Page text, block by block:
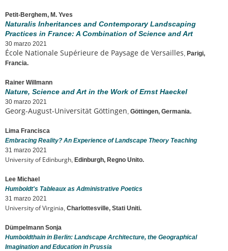
Petit-Berghem, M. Yves
Naturalis Inheritances and Contemporary Landscaping
Practices in France: A Combination of Science and Art
30 marzo 2021
École Nationale Supérieure de Paysage de Versailles, Parigi,
Francia.
Rainer Willmann
Nature, Science and Art in the Work of Ernst Haeckel
30 marzo 2021
Georg-August-Universität Göttingen, Göttingen, Germania.
Lima Francisca
Embracing Reality? An Experience of Landscape Theory Teaching
31 marzo 2021
University of Edinburgh, Edinburgh, Regno Unito.
Lee Michael
Humboldt's Tableaux as Administrative Poetics
31 marzo 2021
University of Virginia, Charlottesville, Stati Uniti.
Dümpelmann Sonja
Humboldthain in Berlin: Landscape Architecture, the Geographical
Imagination and Education in Prussia